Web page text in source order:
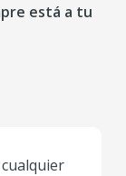
está a tu